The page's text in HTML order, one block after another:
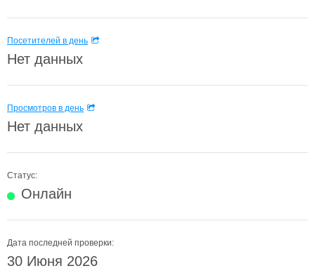
Посетителей в день
Нет данных
Просмотров в день
Нет данных
Статус:
Онлайн
Дата последней проверки:
30 Июня 2026